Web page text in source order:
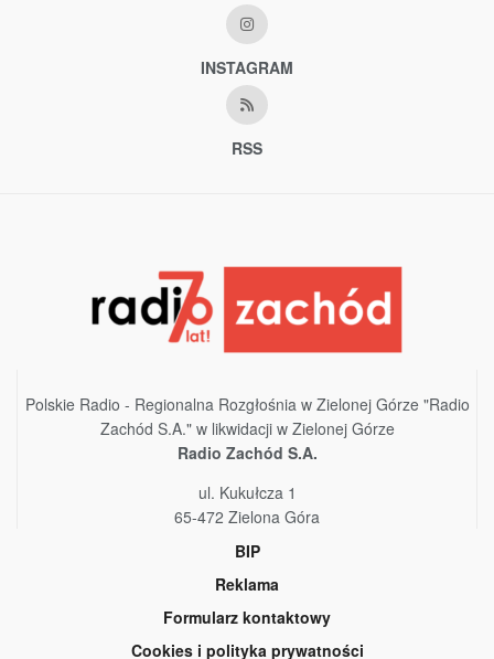
INSTAGRAM
RSS
Polskie Radio - Regionalna Rozgłośnia w Zielonej Górze "Radio
Zachód S.A." w likwidacji w Zielonej Górze
Radio Zachód S.A.
ul. Kukułcza 1
65-472 Zielona Góra
BIP
Reklama
Formularz kontaktowy
Cookies i polityka prywatności